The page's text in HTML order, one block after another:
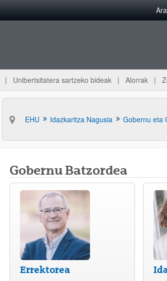
Unibertsitatera sartzeko bideak Alorrak
EHU Idazkaritza Nagusia Gobernu eta
izkutatu azpiorriak
Gobernu Batzordea
Errektorea